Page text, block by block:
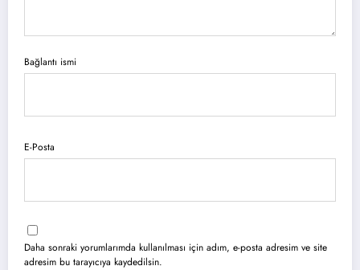
Bağlantı ismi
E-Posta
Daha sonraki yorumlarımda kullanılması için adım, e-posta adresim ve site
adresim bu tarayıcıya kaydedilsin.